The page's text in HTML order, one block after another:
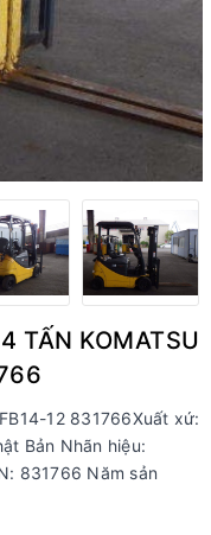
TẤN KOMATSU
12 831766 ​Xuất xứ:
Bản Nhãn hiệu:
831766 Năm sản